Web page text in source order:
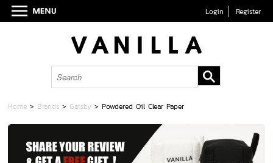
Login Register
Home > Brands > Gatsby >Powdered Oil Clear Paper